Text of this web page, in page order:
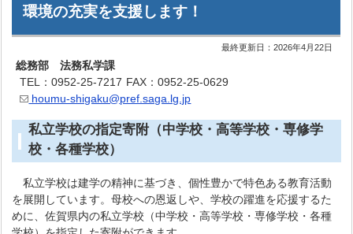
環境の充実を支援します！
最終更新日：2026年4月22日
総務部 法務私学課
TEL：0952-25-7217 FAX：0952-25-0629
houmu-shigaku@pref.saga.lg.jp
私立学校の指定寄附（中学校・高等学校・専修学
校・各種学校）
私立学校は建学の精神に基づき、個性豊かで特色ある教育活動
を展開しています。母校への恩返しや、学校の躍進を応援するた
めに、佐賀県内の私立学校（中学校・高等学校・専修学校・各種